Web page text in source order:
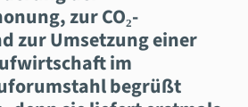
zur CO₂-
zur Umsetzung einer
im
begrüßt